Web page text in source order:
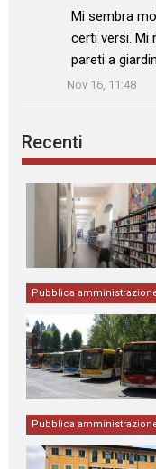
: “
Mi sembra
certi versi. Mi
pareti a
”
Nov 16, 11:48
Recenti
Pubblica
Pubblica